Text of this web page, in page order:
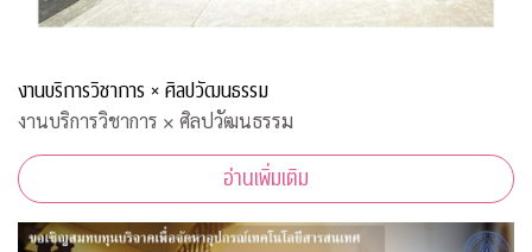
งานบริการวิชาการ × ศิลปวัฒนธรรม
งานบริการวิชาการ × ศิลปวัฒนธรรม
อ่านเพิ่มเติม